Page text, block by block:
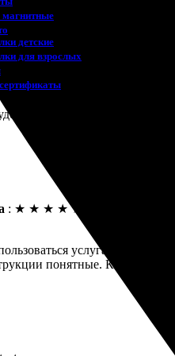
детские
для взрослых
★
Заказал печать фото,
: ★ ★ ★ ★ ★
услугами
понятные. Качество